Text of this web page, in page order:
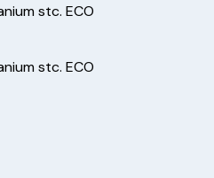
stc. ECO
stc. ECO